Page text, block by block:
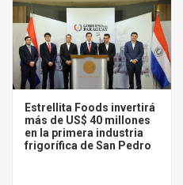
Estrellita Foods invertirá
más de US$ 40 millones
en la primera industria
frigorífica de San Pedro